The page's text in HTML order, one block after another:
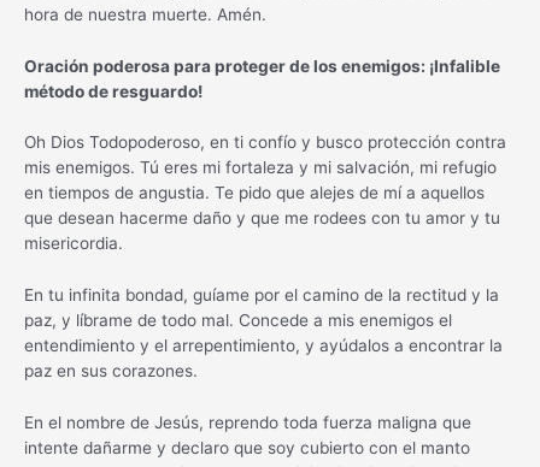
hora de nuestra muerte. Amén.
Oración poderosa para proteger de los enemigos: ¡Infalible
método de resguardo!
Oh Dios Todopoderoso, en ti confío y busco protección contra
mis enemigos. Tú eres mi fortaleza y mi salvación, mi refugio
en tiempos de angustia. Te pido que alejes de mí a aquellos
que desean hacerme daño y que me rodees con tu amor y tu
misericordia.
En tu infinita bondad, guíame por el camino de la rectitud y la
paz, y líbrame de todo mal. Concede a mis enemigos el
entendimiento y el arrepentimiento, y ayúdalos a encontrar la
paz en sus corazones.
En el nombre de Jesús, reprendo toda fuerza maligna que
intente dañarme y declaro que soy cubierto con el manto